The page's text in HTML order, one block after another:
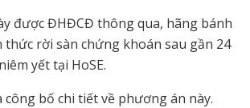
được ĐHĐCĐ thông qua, hãng bánh
thức rời sàn chứng khoán sau gần 24
yết tại HoSE.
công bố chi tiết về phương án này.